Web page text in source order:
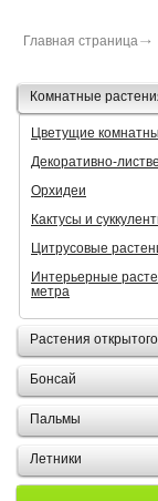
Главная страница
Комнатные
Цветущие
Декоративно-
Орхидеи
Кактусы и
Цитрусовые
Интерьерные
метра
Растения
Бонсай
Пальмы
Летники